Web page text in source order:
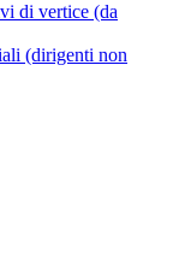
di vertice (da
(dirigenti non